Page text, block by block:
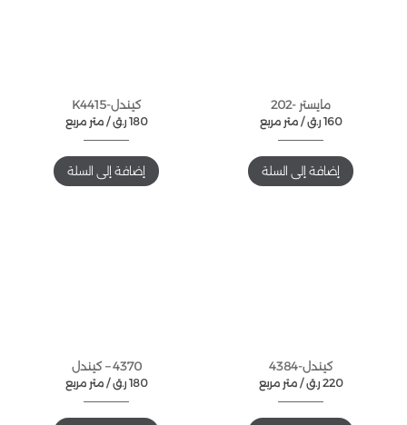
مايستر -202
متر مربع / 160 ر.ق
إضافة إلى السلة
كيندل-K4415
متر مربع / 180 ر.ق
إضافة إلى السلة
كيندل-4384
متر مربع / 220 ر.ق
4370 – كيندل
متر مربع / 180 ر.ق